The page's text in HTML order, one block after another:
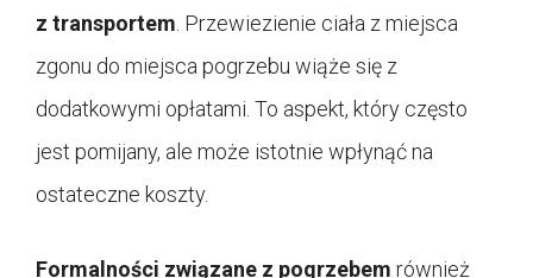
z transportem. Przewiezienie ciała z miejsca
zgonu do miejsca pogrzebu wiąże się z
dodatkowymi opłatami. To aspekt, który często
jest pomijany, ale może istotnie wpłynąć na
ostateczne koszty.
Formalności związane z pogrzebem również